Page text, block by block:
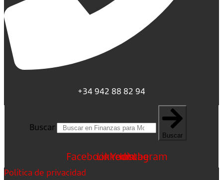
+34 942 88 82 94
Buscar
Buscar
FacebookLinkedin
Youtube
Instagram
Política de privacidad